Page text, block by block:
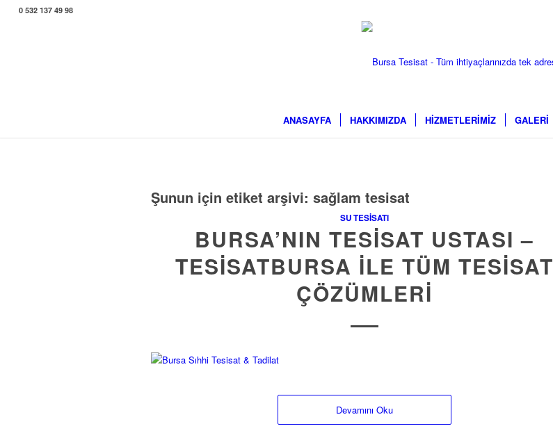
0 532 137 49 98
ANASAYFA HAKKIMIZDA HİZMETLERİMİZ GALERİ
Şunun için etiket arşivi: sağlam tesisat
SU TESISATI
BURSA’NIN TESISAT USTASI –
TESISATBURSA ILE TÜM TESISAT
ÇÖZÜMLERI
Devamını Oku